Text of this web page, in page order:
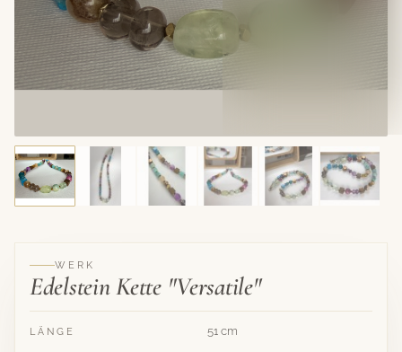
Hat sein Zuhause
gefunden
"VERSATILE"
WERK
Edelstein Kette "Versatile"
LÄNGE 51 cm